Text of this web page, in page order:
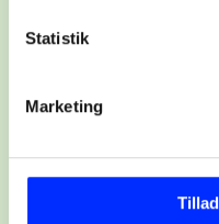
Statistik
Marketing